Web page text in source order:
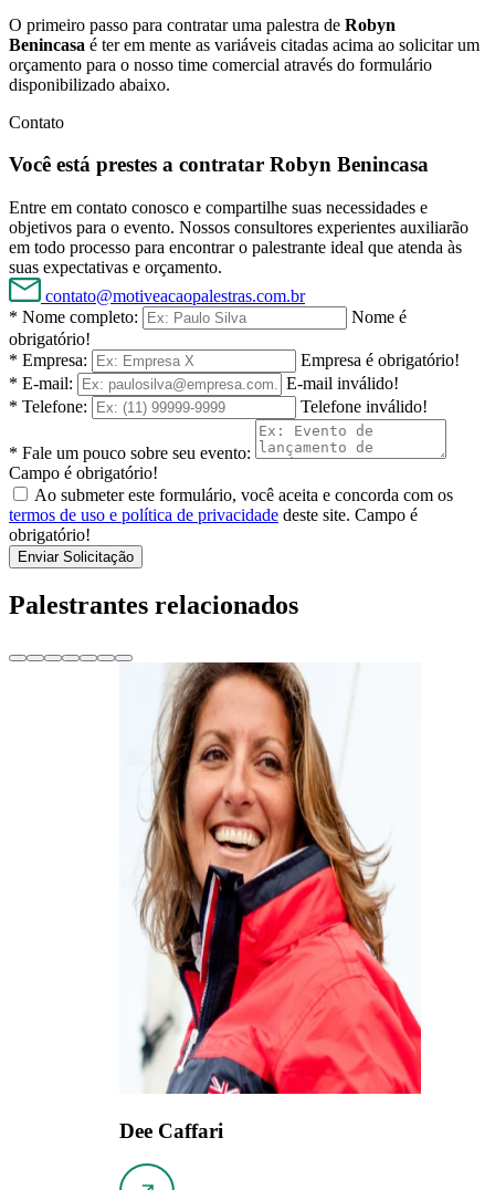
O primeiro passo para contratar uma palestra de Robyn
Benincasa é ter em mente as variáveis citadas acima ao solicitar um
orçamento para o nosso time comercial através do formulário
disponibilizado abaixo.
Contato
Você está prestes a contratar Robyn Benincasa
Entre em contato conosco e compartilhe suas necessidades e
objetivos para o evento. Nossos consultores experientes auxiliarão
em todo processo para encontrar o palestrante ideal que atenda às
suas expectativas e orçamento.
contato@motiveacaopalestras.com.br
* Nome completo:
Nome é
obrigatório!
* Empresa:
Empresa é obrigatório!
* E-mail:
E-mail inválido!
* Telefone:
Telefone inválido!
* Fale um pouco sobre seu evento:
Campo é obrigatório!
Ao submeter este formulário, você aceita e concorda com os
termos de uso e política de privacidade deste site. Campo é
obrigatório!
Enviar Solicitação
Palestrantes relacionados
Dee Caffari